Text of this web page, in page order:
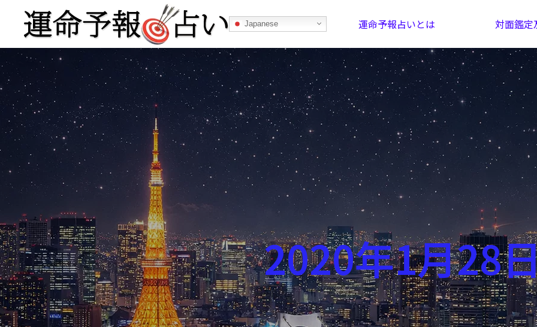
Japanese 運命予報占いとは 対面鑑定
運命予報占い
運命予報占いとは あなたの所属部屋を探そう！ 最恐の相性占い
記事カテゴリー
ブログ お知らせ 芸能界
2020年1月28